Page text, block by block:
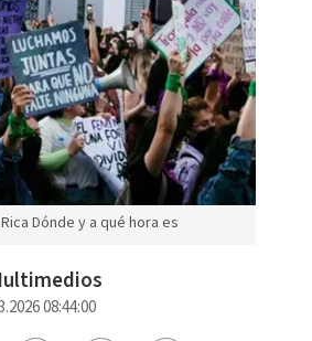
Dónde y a qué hora es
08:44:00